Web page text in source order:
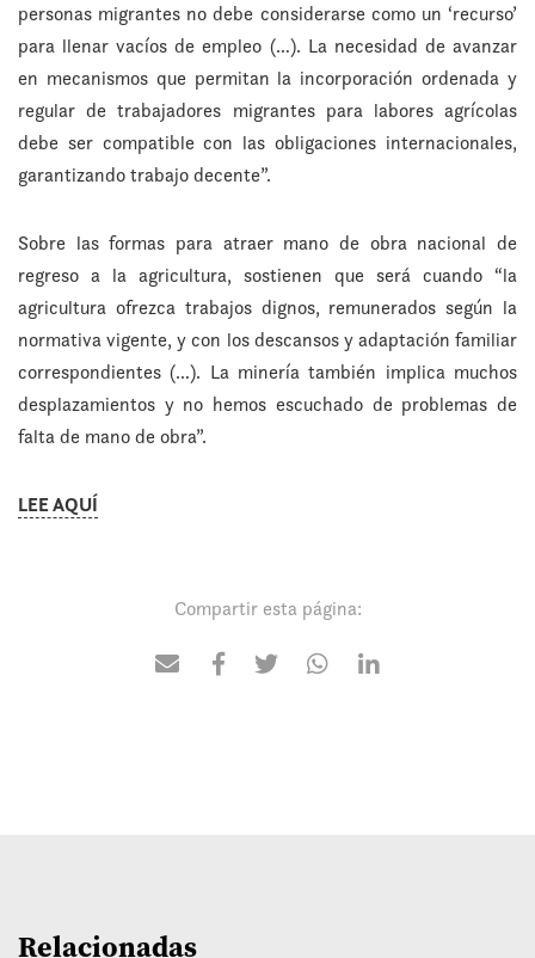
personas migrantes no debe considerarse como un ‘recurso’
para llenar vacíos de empleo (…). La necesidad de avanzar
en mecanismos que permitan la incorporación ordenada y
regular de trabajadores migrantes para labores agrícolas
debe ser compatible con las obligaciones internacionales,
garantizando trabajo decente”.
Sobre las formas para atraer mano de obra nacional de
regreso a la agricultura, sostienen que será cuando “la
agricultura ofrezca trabajos dignos, remunerados según la
normativa vigente, y con los descansos y adaptación familiar
correspondientes (…). La minería también implica muchos
desplazamientos y no hemos escuchado de problemas de
falta de mano de obra”.
LEE AQUÍ
Compartir esta página:
Relacionadas